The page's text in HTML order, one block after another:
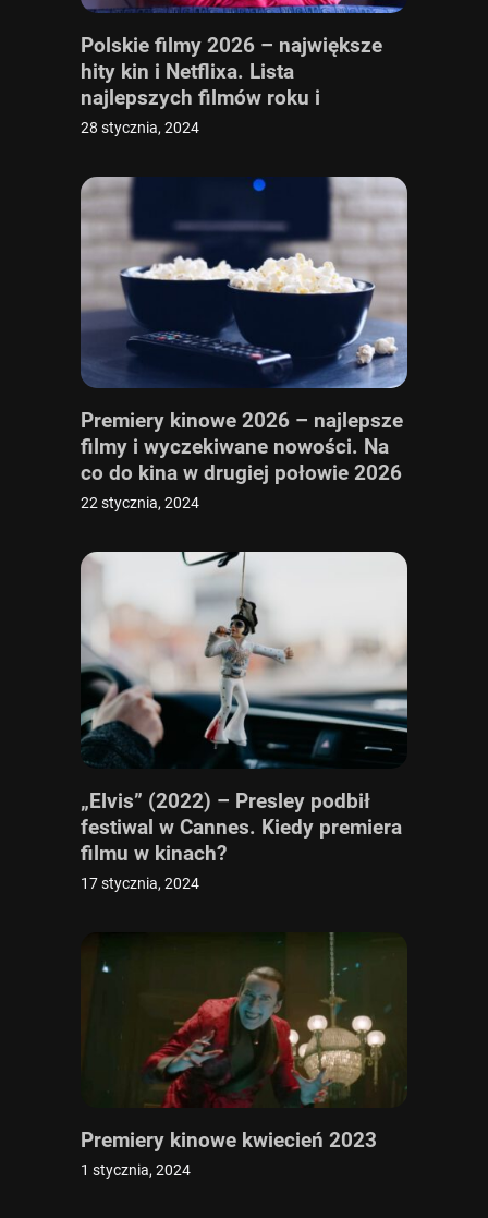
Polskie filmy 2026 – największe
hity kin i Netflixa. Lista
najlepszych filmów roku i
zapowiedzi gorących premier
28 stycznia, 2024
Premiery kinowe 2026 – najlepsze
filmy i wyczekiwane nowości. Na
co do kina w drugiej połowie 2026
roku?
22 stycznia, 2024
„Elvis” (2022) – Presley podbił
festiwal w Cannes. Kiedy premiera
filmu w kinach?
17 stycznia, 2024
Premiery kinowe kwiecień 2023
1 stycznia, 2024